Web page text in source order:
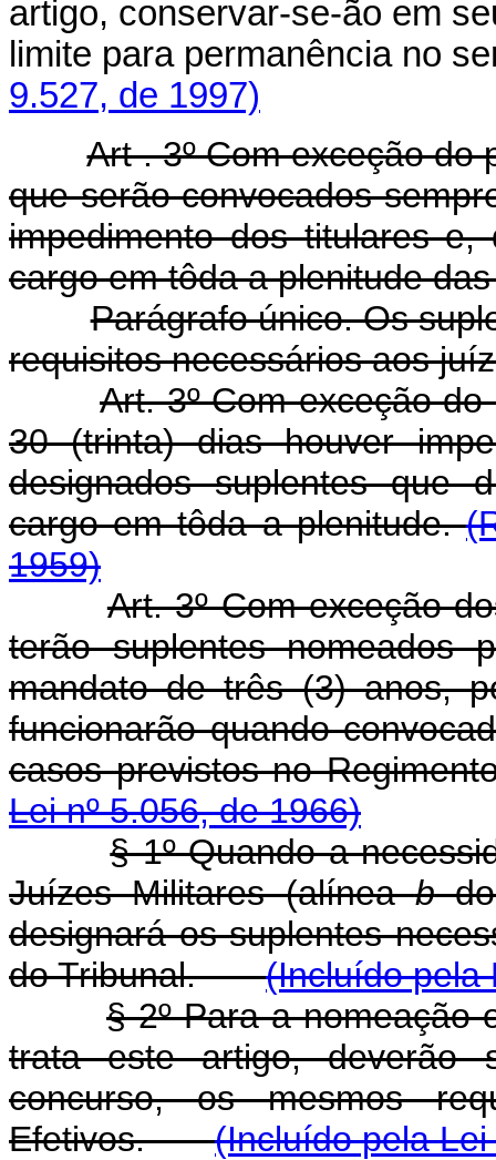
artigo, conservar-se-ão em
limite para permanência
9.527, de 1997)
Art . 3º Com exceção do
que serão convocados
impedimento dos titulares
cargo em tôda a plenitude
Parágrafo único. Os
requisitos necessários aos
Art. 3º Com exceção
30 (trinta) dias houver
designados suplentes que
cargo em tôda a plenitude.
1959)
Art. 3º Com exceção
terão suplentes nomeados
mandato de três (3) anos,
funcionarão quando
casos previstos no
Lei nº 5.056, de 1966)
§ 1º Quando a
Juízes Militares (alíneabdo
designará os suplentes
do Tribunal.(Incluído pela
§ 2º Para a nomeação
trata este artigo, deverão
concurso, os mesmos
Efetivos.(Incluído pela